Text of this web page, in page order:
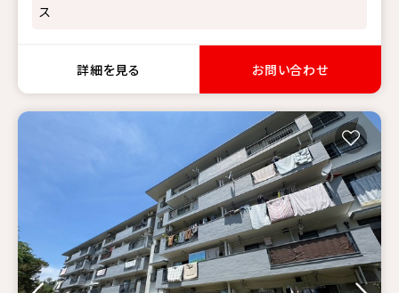
ス
詳細を見る お問い合わせ